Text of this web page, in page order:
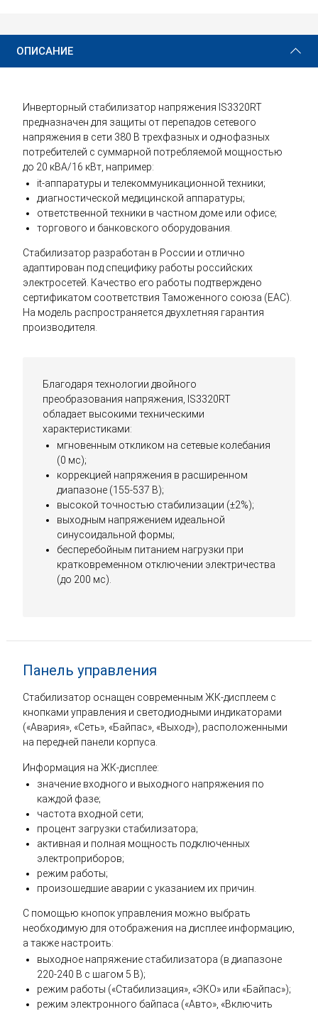
189 270 ₽ Купить
ОПИСАНИЕ
Инверторный стабилизатор напряжения IS3320RT
предназначен для защиты от перепадов сетевого
напряжения в сети 380 В трехфазных и однофазных
потребителей с суммарной потребляемой мощностью
до 20 кВА/16 кВт, например:
it-аппаратуры и телекоммуникационной техники;
диагностической медицинской аппаратуры;
ответственной техники в частном доме или офисе;
торгового и банковского оборудования.
Стабилизатор разработан в России и отлично
адаптирован под специфику работы российских
электросетей. Качество его работы подтверждено
сертификатом соответствия Таможенного союза (EAC).
На модель распространяется двухлетняя гарантия
производителя.
Благодаря технологии двойного
преобразования напряжения, IS3320RT
обладает высокими техническими
характеристиками:
мгновенным откликом на сетевые колебания
(0 мс);
коррекцией напряжения в расширенном
диапазоне (155-537 В);
высокой точностью стабилизации (±2%);
выходным напряжением идеальной
синусоидальной формы;
бесперебойным питанием нагрузки при
кратковременном отключении электричества
(до 200 мс).
Панель управления
Стабилизатор оснащен современным ЖК-дисплеем с
кнопками управления и светодиодными индикаторами
(«Авария», «Сеть», «Байпас», «Выход»), расположенными
на передней панели корпуса.
Информация на ЖК-дисплее:
значение входного и выходного напряжения по
каждой фазе;
частота входной сети;
процент загрузки стабилизатора;
активная и полная мощность подключенных
электроприборов;
режим работы;
произошедшие аварии с указанием их причин.
С помощью кнопок управления можно выбрать
необходимую для отображения на дисплее информацию,
а также настроить:
выходное напряжение стабилизатора (в диапазоне
220-240 В с шагом 5 В);
режим работы («Стабилизация», «ЭКО» или «Байпас»);
режим электронного байпаса («Авто», «Включить